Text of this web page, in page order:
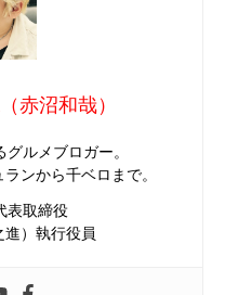
赤沼和哉）
ルメブロガー。
ンから千ベロまで。
表取締役
）執行役員